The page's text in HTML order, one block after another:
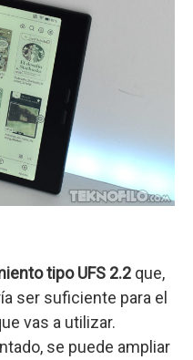
tipo UFS 2.2 que,
ser suficiente para el
vas a utilizar.
se puede ampliar